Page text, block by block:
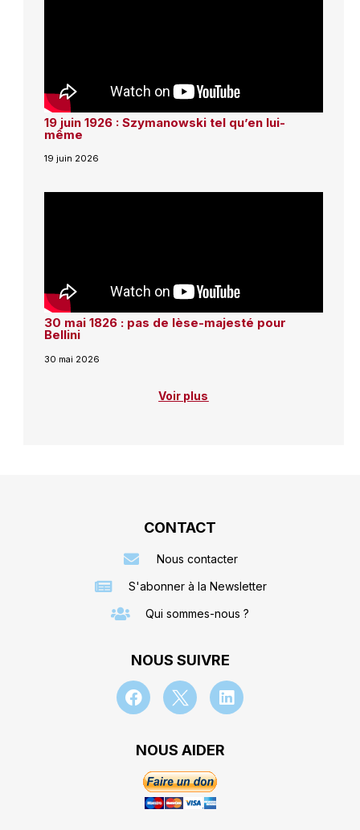
19 juin 1926 : Szymanowski tel qu’en lui-
même
19 juin 2026
30 mai 1826 : pas de lèse-majesté pour
Bellini
30 mai 2026
Voir plus
CONTACT
Nous contacter
S'abonner à la Newsletter
Qui sommes-nous ?
NOUS SUIVRE
NOUS AIDER